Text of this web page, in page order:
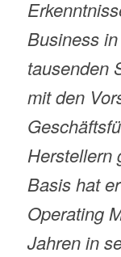
Business
tausenden
mit den
Herstellern
Basis hat
Operating
Jahren in